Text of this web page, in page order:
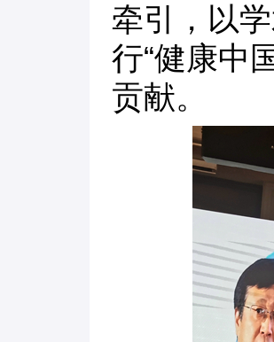
牵引，以
行“健康中
贡献。